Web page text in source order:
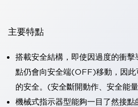
主要特點
搭載安全結構，即使因過度的衝
點仍會向安全端(OFF)移動，因此
的安全。(安全斷開動作、安全能
機械式指示器型能夠一目了然接